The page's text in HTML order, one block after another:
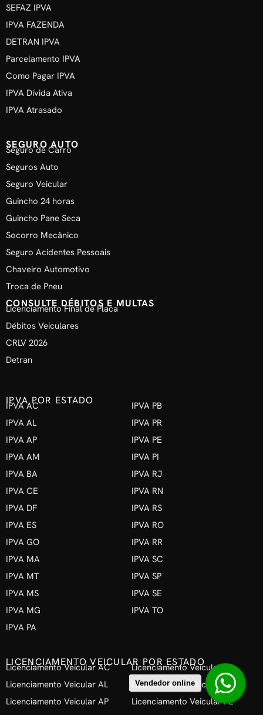
SEFAZ IPVA
IPVA FAZENDA
DETRAN IPVA
Parcelamento IPVA
Como Pagar IPVA
IPVA Dívida Ativa
IPVA Atrasado
SEGURO AUTO
Seguro de Carro
Seguros Auto
Seguro Veicular
Guincho 24 horas
Guincho Pane Seca
Socorro Mecânico
Seguro Acidentes Pessoais
Chaveiro Automotivo
Troca de Pneu
CONSULTE DÉBITOS E MULTAS
Licenciamento Final de Placa
Débitos Veiculares
CRLV 2026
Detran
IPVA POR ESTADO
IPVA AC
IPVA AL
IPVA AP
IPVA AM
IPVA BA
IPVA CE
IPVA DF
IPVA ES
IPVA GO
IPVA MA
IPVA MT
IPVA MS
IPVA MG
IPVA PA
IPVA PB
IPVA PR
IPVA PE
IPVA PI
IPVA RJ
IPVA RN
IPVA RS
IPVA RO
IPVA RR
IPVA SC
IPVA SP
IPVA SE
IPVA TO
LICENCIAMENTO VEICULAR POR ESTADO
Licenciamento Veicular AC
Licenciamento Veicular AL
Licenciamento Veicular AP
Licenciamento Veicular PB
Licenciamento Veicular PR
Licenciamento Veicular PE
Vendedor online